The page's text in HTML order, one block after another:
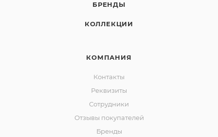
БРЕНДЫ
КОЛЛЕКЦИИ
КОМПАНИЯ
Контакты
Реквизиты
Сотрудники
Отзывы покупателей
Бренды